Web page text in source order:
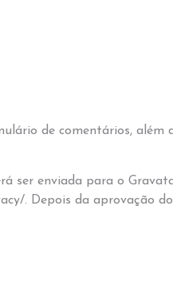
de comentários, além
ser enviada para o
. Depois da aprovação